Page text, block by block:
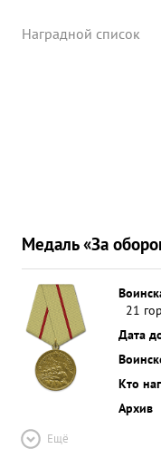
Наградной список
Медаль «За
21
Дата
Кто
Архив
Ещё